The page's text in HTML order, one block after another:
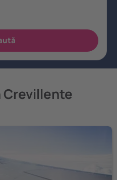
Crevillente